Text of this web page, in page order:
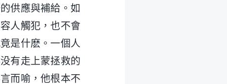
供應與補給。如
人觸犯，也不會
是什麽。一個人
有走上蒙拯救的
而喻，他根本不